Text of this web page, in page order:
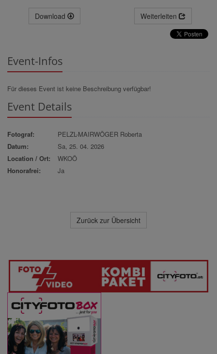
Download Weiterleiten
Event-Infos
Für dieses Event ist keine Beschreibung verfügbar!
Event Details
Fotograf:
PELZL-MAIRWÖGER Roberta
Datum:
Sa, 25. 04. 2026
Location / Ort:
WKOÖ
Honorafrei:
Ja
Zurück zur Übersicht